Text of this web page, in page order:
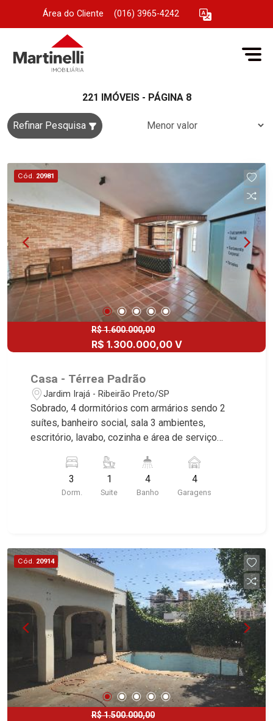
Área do Cliente (016) 3965-4242
221 IMÓVEIS - PÁGINA 8
Refinar Pesquisa
Cód. 20981
R$ 1.600.000,00
R$ 1.300.000,00 V
Casa - Térrea Padrão
Jardim Irajá - Ribeirão Preto/SP
Sobrado, 4 dormitórios com armários sendo 2
suítes, banheiro social, sala 3 ambientes,
escritório, lavabo, cozinha e área de serviço
gourmet com churrasqueira e piscina, quintal,
corredor lateral, aquecedor solar, cerca elétrica, 4
vagas sendo 2 cobertas, excelente localização,
3
Dorm.
1
Suite
4
Banho
4
Garagens
Cód. 20914
R$ 1.500.000,00